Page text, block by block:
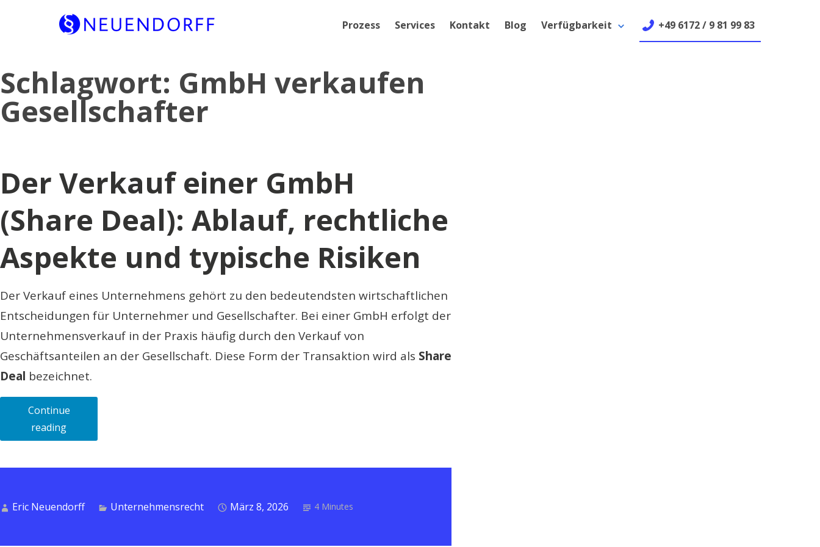
to
content
Prozess Services Kontakt Blog Verfügbarkeit +49 6172 / 9 81 99 83
Schlagwort: GmbH verkaufen
Gesellschafter
Der Verkauf einer GmbH
(Share Deal): Ablauf, rechtliche
Aspekte und typische Risiken
Der Verkauf eines Unternehmens gehört zu den bedeutendsten wirtschaftlichen
Entscheidungen für Unternehmer und Gesellschafter. Bei einer GmbH erfolgt der
Unternehmensverkauf in der Praxis häufig durch den Verkauf von
Geschäftsanteilen an der Gesellschaft. Diese Form der Transaktion wird als Share
Deal bezeichnet.
Continue
reading„Der
Verkauf
Deal):
Eric Neuendorff Unternehmensrecht März 8, 2026 4 Minutes